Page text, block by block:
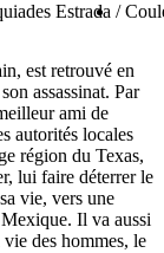
Estrada /
est retrouvé en
assassinat. Par
ami de
autorités locales
région du Texas,
lui faire déterrer le
vie, vers une
Il va aussi
des hommes, le